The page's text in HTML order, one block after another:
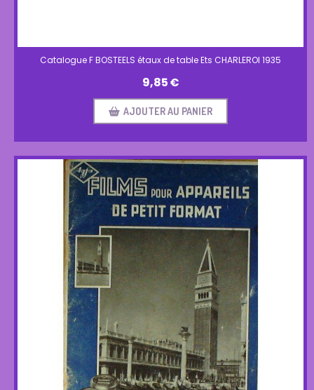
Catalogue F BOSTEELS étaux de table Ets CHARLEROI 1935
9,85€
AJOUTER AU PANIER